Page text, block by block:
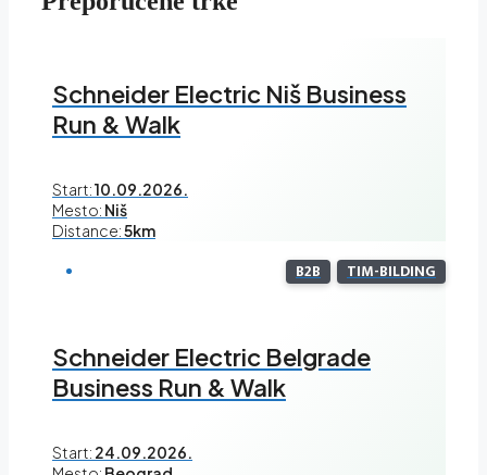
Schneider Electric Niš Business
Run & Walk
Start:10.09.2026.
Mesto: Niš
Distance:5km
B2B TIM-BILDING
Schneider Electric Belgrade
Business Run & Walk
Start: 24.09.2026.